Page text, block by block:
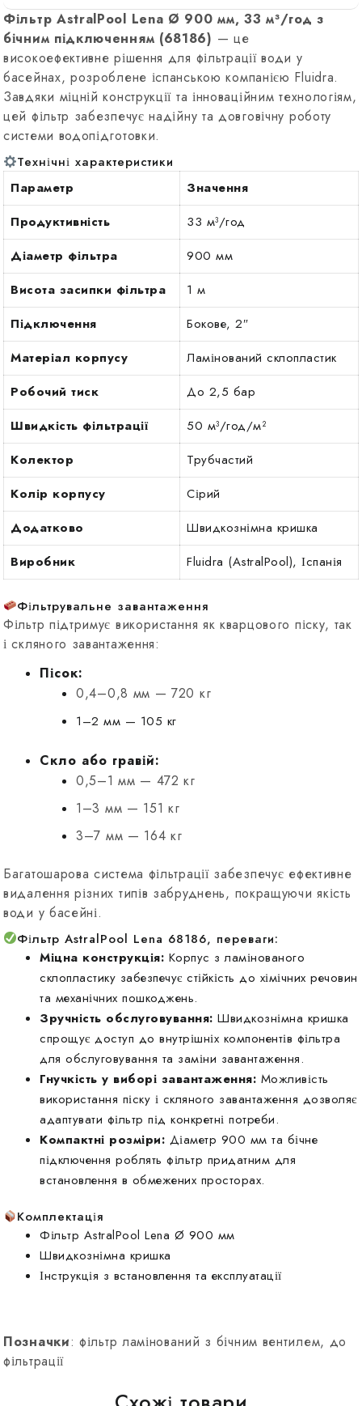
м3/
боковым
вентилем
Фільтр AstralPool Lena Ø 900 мм, 33 м³/год з
бічним підключенням (68186) —це
високоефективне рішення для фільтрації води у
басейнах, розроблене іспанською компанією Fluidra.
Завдяки міцній конструкції та інноваційним технологіям,
цей фільтр забезпечує надійну та довговічну роботу
системи водопідготовки.
Технічні характеристики
Параметр
Значення
Продуктивність
33 м³/год
Діаметр фільтра
900 мм
Висота засипки фільтра
1 м
Підключення
Бокове, 2″
Матеріал корпусу
Ламінований склопластик
Робочий тиск
До 2,5 бар
Швидкість фільтрації
50 м³/год/м²
Колектор
Трубчастий
Колір корпусу
Сірий
Додатково
Швидкознімна кришка
Виробник
Fluidra (AstralPool), Іспанія
Фільтрувальне завантаження
Фільтр підтримує використання як кварцового піску, так
і скляного завантаження:
Пісок:
0,4–0,8 мм — 720 кг
1–2 мм — 105 кг
Скло або гравій:
0,5–1 мм — 472 кг
1–3 мм — 151 кг
3–7 мм — 164 кг
Багатошарова система фільтрації забезпечує ефективне
видалення різних типів забруднень, покращуючи якість
води у басейні.
Фільтр AstralPool Lena 68186, переваги:
Міцна конструкція: Корпус з ламінованого
склопластику забезпечує стійкість до хімічних речовин
та механічних пошкоджень.
Зручність обслуговування: Швидкознімна кришка
спрощує доступ до внутрішніх компонентів фільтра
для обслуговування та заміни завантаження.
Гнучкість у виборі завантаження: Можливість
використання піску і скляного завантаження дозволяє
адаптувати фільтр під конкретні потреби.
Компактні розміри: Діаметр 900 мм та бічне
підключення роблять фільтр придатним для
встановлення в обмежених просторах.
Комплектація
Фільтр AstralPool Lena Ø 900 мм
Швидкознімна кришка
Інструкція з встановлення та експлуатації
Позначки: фільтр ламінований з бічним вентилем, до
фільтрації